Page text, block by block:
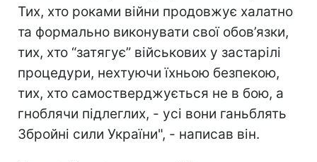
Тих, хто роками війни продовжує халатно
та формально виконувати свої обов’язки,
тих, хто “затягує” військових у застарілі
процедури, нехтуючи їхньою безпекою,
тих, хто самостверджується не в бою, а
гноблячи підлеглих, - усі вони ганьблять
Збройні сили України", - написав він.